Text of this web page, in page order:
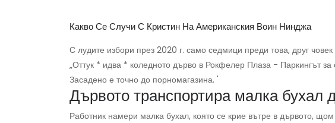
Какво Се Случи С Кристин На Американския Воин Нинджа
С лудите избори през 2020 г. само седмици преди това, друг човек
„Оттук * идва * коледното дърво в Рокфелер Плаза - Паркингът
Засадено е точно до порномагазина. '
Дървото транспортира малка бухал
Работник намери малка бухал, която се крие вътре в дървото,